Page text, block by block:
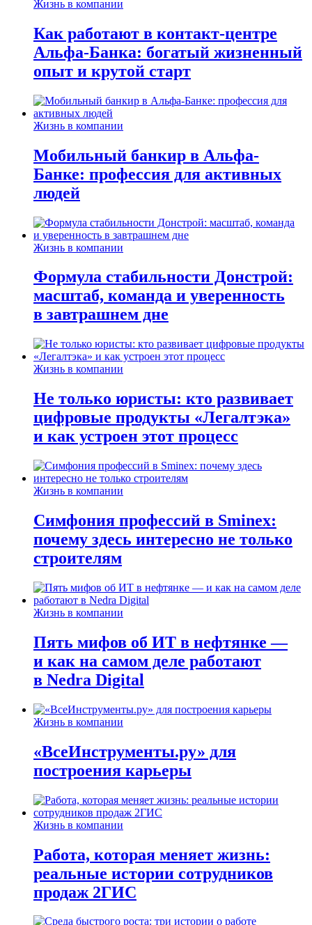
Жизнь в компании
Как работают в контакт-центре
Альфа-Банка: богатый жизненный
опыт и крутой старт
Жизнь в компании
Мобильный банкир в Альфа-
Банке: профессия для активных
людей
Жизнь в компании
Формула стабильности Донстрой:
масштаб, команда и уверенность
в завтрашнем дне
Жизнь в компании
Не только юристы: кто развивает
цифровые продукты «Легалтэка»
и как устроен этот процесс
Жизнь в компании
Симфония профессий в Sminex:
почему здесь интересно не только
строителям
Жизнь в компании
Пять мифов об ИТ в нефтянке —
и как на самом деле работают
в Nedra Digital
Жизнь в компании
«ВсеИнструменты.ру» для
построения карьеры
Жизнь в компании
Работа, которая меняет жизнь:
реальные истории сотрудников
продаж 2ГИС